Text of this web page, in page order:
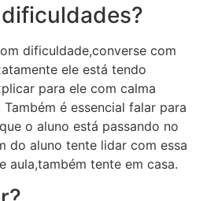
dificuldade,converse com
ele está tendo
para ele com calma
é essencial falar para
o aluno está passando no
do aluno tente lidar com essa
aula,também tente em casa.